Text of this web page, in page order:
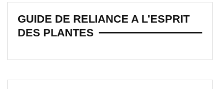
GUIDE DE RELIANCE A L’ESPRIT
DES PLANTES